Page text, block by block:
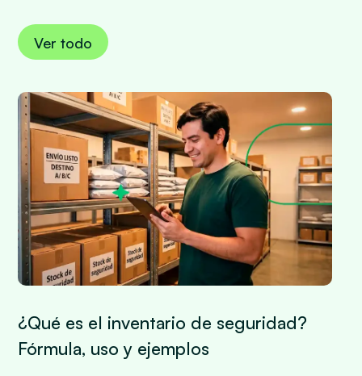
Ver todo
¿Qué es el inventario de seguridad?
Fórmula, uso y ejemplos